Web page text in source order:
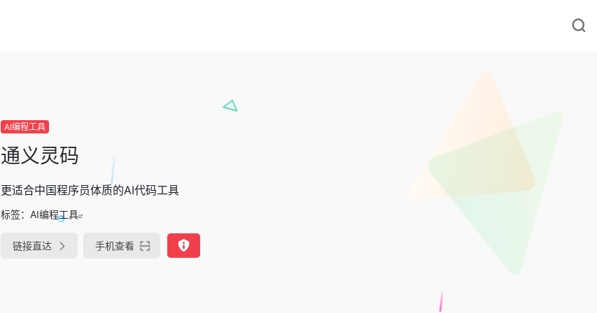
AI编程工具
通义灵码
更适合中国程序员体质的AI代码工具
标签： AI编程工具
链接直达 手机查看